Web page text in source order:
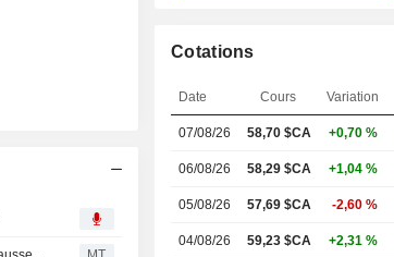
municipale, résidentielle,
Cotations
Date Cours Variation
07/08/26 58,70$CA +0,70 %
06/08/26 58,29 $CA +1,04 %
05/08/26 57,69 $CA -2,60 %
04/08/26 59,23 $CA +2,31 %